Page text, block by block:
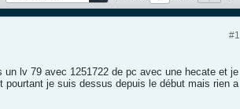
#1
lv 79 avec 1251722 de pc avec une hecate et je
je suis dessus depuis le début mais rien a